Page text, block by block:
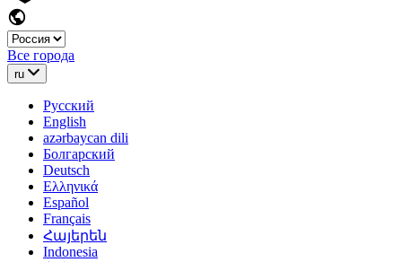
Все города
ru
Русский
English
azərbaycan dili
Болгарский
Deutsch
Ελληνικά
Español
Français
Հայերեն
Indonesia